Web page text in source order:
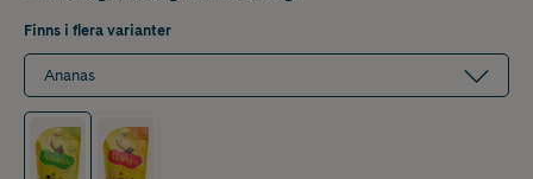
Finns i flera varianter
Ananas